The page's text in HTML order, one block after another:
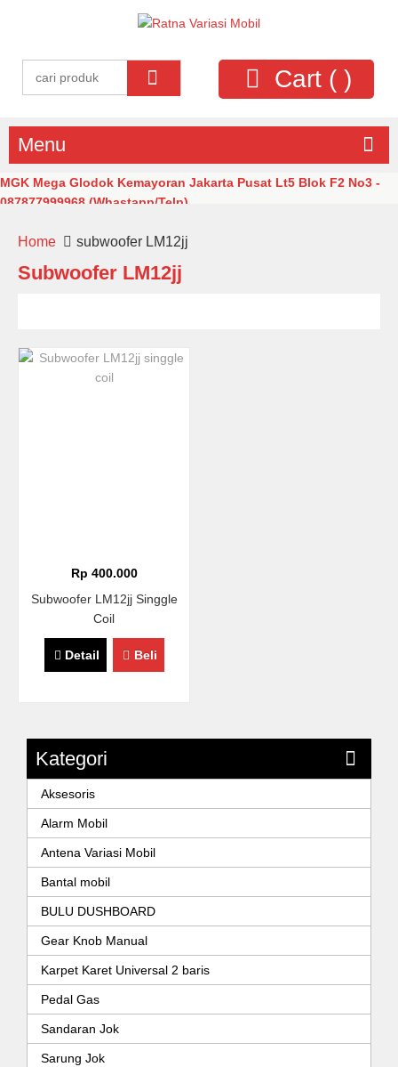
Cart ()
Menu
MGK Mega Glodok Kemayoran Jakarta Pusat Lt5 Blok F2 No3 -
087877999968 (Whastapp/Telp)
Home subwoofer LM12jj
Subwoofer LM12jj
Rp 400.000
Subwoofer LM12jj Singgle
Coil
Detail Beli
Kategori
Aksesoris
Alarm Mobil
Antena Variasi Mobil
Bantal mobil
BULU DUSHBOARD
Gear Knob Manual
Karpet Karet Universal 2 baris
Pedal Gas
Sandaran Jok
Sarung Jok